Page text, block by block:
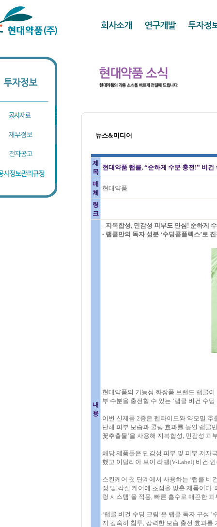
뉴스&미디어
제
목
현대약품 랩클, “순하게 수분 충전!” 비건
매
체
현대약품
링
크
내
용
- 지복합성, 민감성 피부도 안심! 순하게
- 랩클만의 독자 성분 ‘수딩콤플렉스’로
현대약품의 기능성 화장품 브랜드 랩클
부 수분을 충전할 수 있는 ‘랩클 비건 수
이번 신제품 2종은 펩타이드와 약모밀
단해 피부 보습과 쿨링 효과를 높인 랩클
꽃추출물’을 사용해 지복합성, 민감성 피
해당 제품들은 민감성 피부 및 피부 저자
했고 이탈리아 브이 라벨(V-Label) 비건
스킨케어 첫 단계에서 사용하는 ‘랩클 비
정 및 각질 케어에 초점을 맞춘 제품이다.
링 시스템’을 적용, 빠른 흡수로 매끈한
‘랩클 비건 수딩 크림’은 랩클 독자 구성
지 깊숙히 침투, 강력한 보습 충전 효과